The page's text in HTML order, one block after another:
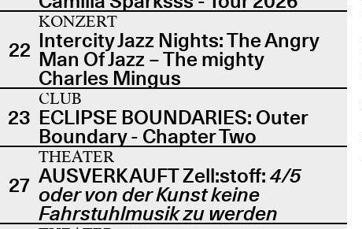
22
KONZERT
Intercity Jazz Nights: The Angry
Man Of Jazz – The mighty
Charles Mingus
23
CLUB
ECLIPSE BOUNDARIES: Outer
Boundary - Chapter Two
27
THEATER
AUSVERKAUFT Zell:stoff: 4/5
oder von der Kunst keine
Fahrstuhlmusik zu werden